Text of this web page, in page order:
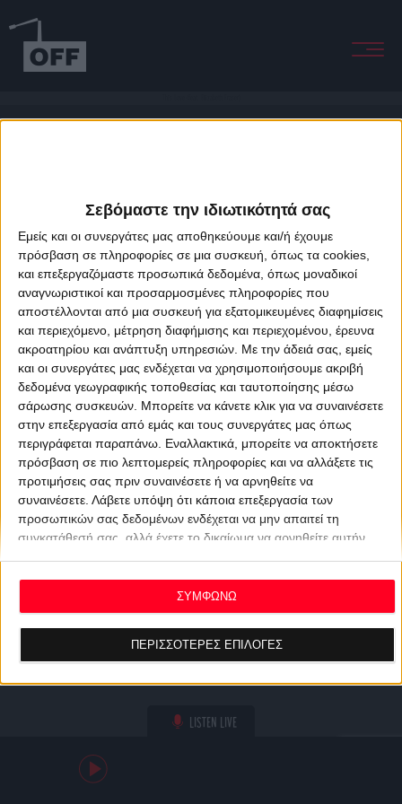
Σεβόμαστε την ιδιωτικότητά σας
Εμείς και οι συνεργάτες μας αποθηκεύουμε και/ή έχουμε
πρόσβαση σε πληροφορίες σε μια συσκευή, όπως τα cookies,
και επεξεργαζόμαστε προσωπικά δεδομένα, όπως μοναδικοί
αναγνωριστικοί και προσαρμοσμένες πληροφορίες που
αποστέλλονται από μια συσκευή για εξατομικευμένες διαφημίσεις
και περιεχόμενο, μέτρηση διαφήμισης και περιεχομένου, έρευνα
ακροατηρίου και ανάπτυξη υπηρεσιών. Με την άδειά σας, εμείς
και οι συνεργάτες μας ενδέχεται να χρησιμοποιήσουμε ακριβή
δεδομένα γεωγραφικής τοποθεσίας και ταυτοποίησης μέσω
σάρωσης συσκευών. Μπορείτε να κάνετε κλικ για να συναινέσετε
στην επεξεργασία από εμάς και τους συνεργάτες μας όπως
περιγράφεται παραπάνω. Εναλλακτικά, μπορείτε να αποκτήσετε
πρόσβαση σε πιο λεπτομερείς πληροφορίες και να αλλάξετε τις
προτιμήσεις σας πριν συναινέσετε ή να αρνηθείτε να
συναινέσετε. Λάβετε υπόψη ότι κάποια επεξεργασία των
προσωπικών σας δεδομένων ενδέχεται να μην απαιτεί τη
συγκατάθεσή σας, αλλά έχετε το δικαίωμα να αρνηθείτε αυτήν
ανακαλέσετε τη συγκατάθεσή σας ανά πάσα στιγμή
επιστρέφοντας σε αυτόν τον ιστότοπο και κάνοντας κλικ στο
κουμπί "Απορρήτου" στο κάτω μέρος της ιστοσελίδας.
ΠΕΡΙΣΣΟΤΕΡΕΣ ΕΠΙΛΟΓΕΣ
ΣΥΜΦΩΝΩ
LISTEN LIVE
About Offradio Business Class Terms & Conditions
Privacy Policy
Designed & developed byporcupine colors&Fotis Alexandrou